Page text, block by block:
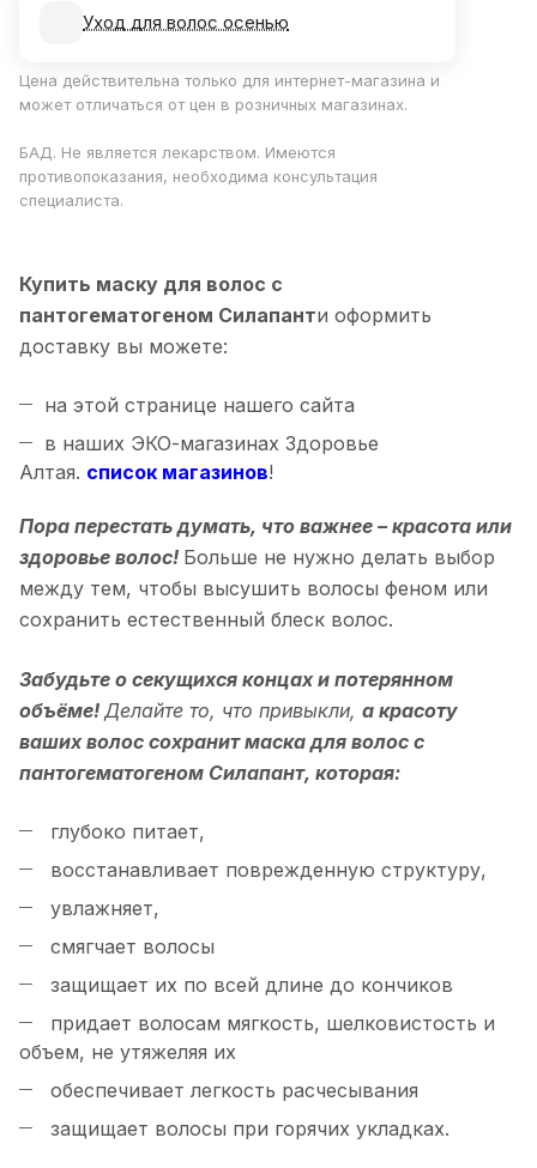
Уход для волос осенью
Цена действительна только для интернет-магазина и
может отличаться от цен в розничных магазинах.
БАД. Не является лекарством. Имеются
противопоказания, необходима консультация
специалиста.
Купить маску для волос с
пантогематогеном Силапанти оформить
доставку вы можете:
на этой странице нашего сайта
в наших ЭКО-магазинах Здоровье
Алтая. список магазинов!
Пора перестать думать, что важнее – красота или
здоровье волос! Больше не нужно делать выбор
между тем, чтобы высушить волосы феном или
сохранить естественный блеск волос.
Забудьте о секущихся концах и потерянном
объёме! Делайте то, что привыкли, а красоту
ваших волос сохранит маска для волос с
пантогематогеном Силапант, которая:
глубоко питает,
восстанавливает поврежденную структуру,
увлажняет,
смягчает волосы
защищает их по всей длине до кончиков
придает волосам мягкость, шелковистость и
объем, не утяжеляя их
обеспечивает легкость расчесывания
защищает волосы при горячих укладках.